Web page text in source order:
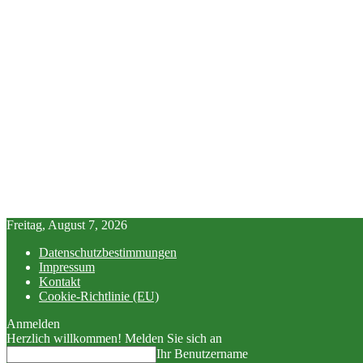
Freitag, August 7, 2026
Datenschutzbestimmungen
Impressum
Kontakt
Cookie-Richtlinie (EU)
Anmelden
Herzlich willkommen! Melden Sie sich an
Ihr Benutzername